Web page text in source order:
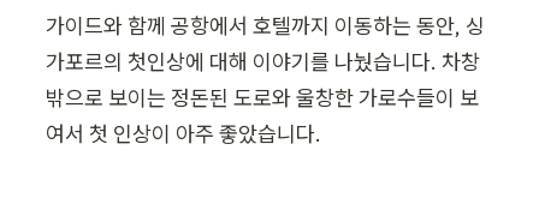
가이드와 함께 공항에서 호텔까지 이동하는 동안, 싱
가포르의 첫인상에 대해 이야기를 나눴습니다. 차창
밖으로 보이는 정돈된 도로와 울창한 가로수들이 보
여서 첫 인상이 아주 좋았습니다.